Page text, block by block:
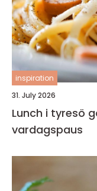
inspiration
31. July 2026
Lunch i tyresö god mat, enkla val och skön
vardagspaus